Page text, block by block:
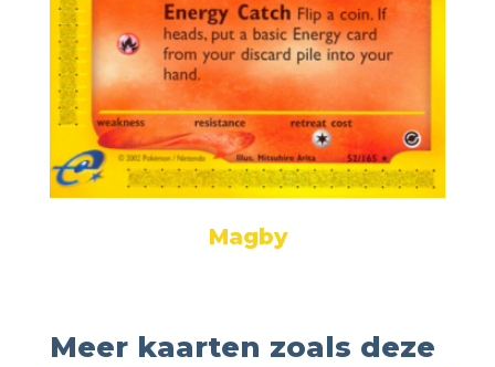
Magby
Meer kaarten zoals deze